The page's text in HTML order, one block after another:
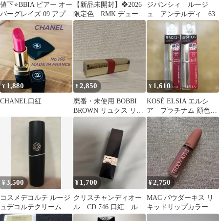
値下⭐️BBIA ピアー オー
バーグレイズ 09 アプリ
コットプロップ
【新品未開封】❖2026
限定色 RMK デューイ
ーメルトリップ ウィ
キッドワイン
ジパンシィ ルージ
ュ アンテルディ 63
¥ 1,880
CHANEL口紅
¥2,850
廃番・未使用 BOBBI
BROWN リュクス リッ
プ カラー タヒチピンク
¥ 1,610
KOSÉ ELSIA エルシ
ア プラチナム 顔色ア
ップ ラスティングルー
ジュ２本
¥3,500
コスメデコルテ ルージ
ュデコルテクリームグ
ロウ 20G spiceoflove
¥ 1,700
クリスチャンディオー
ル CD 746 口紅 ルー
ジュディオール
¥2,750
MAC パウダーキス リ
キッドリップカラー テ
ディキス ルージュ 口紅